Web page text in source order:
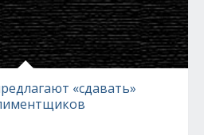
«сдавать»